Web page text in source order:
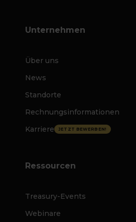
Unternehmen
Über uns
News
Standorte
Rechnungsinformationen
Karriere
JETZT BEWERBEN!
Ressourcen
Treasury-Events
Webinare